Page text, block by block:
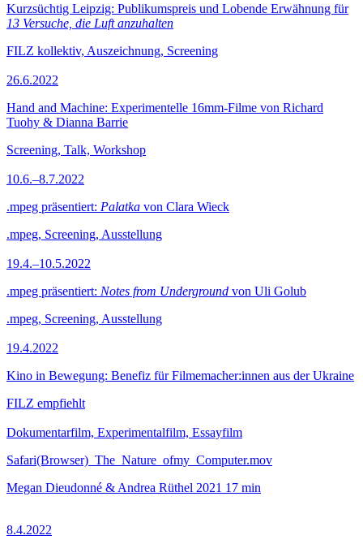
Kurzsüchtig Leipzig: Publikumspreis und Lobende Erwähnung für
13 Versuche, die Luft anzuhalten
FILZ kollektiv, Auszeichnung, Screening
26.6.2022
Hand and Machine: Experimentelle 16mm-Filme von Richard
Tuohy & Dianna Barrie
Screening, Talk, Workshop
10.6.–8.7.2022
.mpeg präsentiert: Palatka von Clara Wieck
.mpeg, Screening, Ausstellung
19.4.–10.5.2022
.mpeg präsentiert: Notes from Underground von Uli Golub
.mpeg, Screening, Ausstellung
19.4.2022
Kino in Bewegung: Benefiz für Filmemacher:innen aus der Ukraine
FILZ empfiehlt
Dokumentarfilm, Experimentalfilm, Essayfilm
Safari(Browser)_The_Nature_ofmy_Computer.mov
Megan Dieudonné & Andrea Rüthel 2021 17 min
8.4.2022